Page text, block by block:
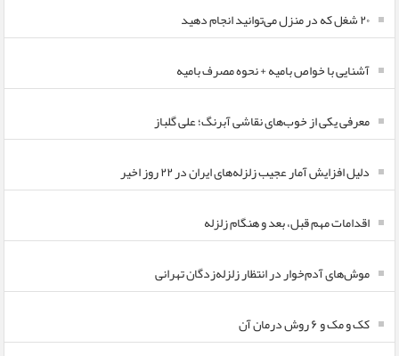
۲۰ شغل که در منزل می‌توانید انجام دهید
آشنایی با خواص بامیه + نحوه مصرف بامیه
معرفی یکی از خوب‌های نقاشی آبرنگ؛ علی گلباز
دلیل افزایش آمار عجیب زلزله‌های ایران در ۲۲ روز اخیر
اقدامات مهم قبل، بعد و هنگام زلزله
موش‌های آدم‌خوار در انتظار زلزله‌زدگان تهرانی
کک و مک و ۶ روش درمان آن